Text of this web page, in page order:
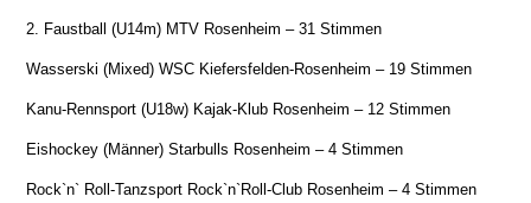
2. Faustball (U14m) MTV Rosenheim – 31 Stimmen
Wasserski (Mixed) WSC Kiefersfelden-Rosenheim – 19 Stimmen
Kanu-Rennsport (U18w) Kajak-Klub Rosenheim – 12 Stimmen
Eishockey (Männer) Starbulls Rosenheim – 4 Stimmen
Rock`n` Roll-Tanzsport Rock`n`Roll-Club Rosenheim – 4 Stimmen